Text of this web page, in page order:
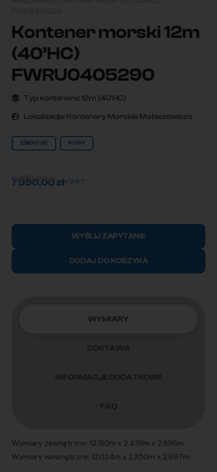
Kontener morski 12m
(40’HC)
FWRU0405290
Typ kontenera:12m (40'HC)
Lokalizacja: Kontenery Morskie Małaszewicze
12M/40'HC NOWY
7 990,00zł+ VAT
8 290,00 zł
morski
(40'HC)
WYŚLIJ ZAPYTANIE
DODAJ DO KOSZYKA
WYMIARY
Wymiary zewnętrzne: 12.192m x 2.438m x 2.896m
Wymiary wewnętrzne: 12.024m x 2.350m x 2.697m